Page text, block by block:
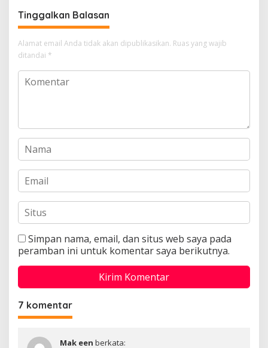
Tinggalkan Balasan
Alamat email Anda tidak akan dipublikasikan. Ruas yang wajib
ditandai *
Simpan nama, email, dan situs web saya pada
peramban ini untuk komentar saya berikutnya.
7 komentar
Mak een berkata: